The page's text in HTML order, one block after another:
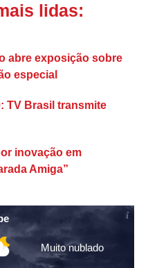
lidas:
abre exposição sobre
especial
TV Brasil transmite
inovação em
Amiga”
Muito nublado